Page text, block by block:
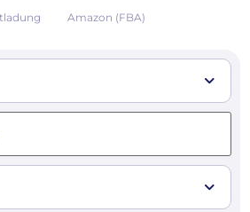
Amazon (FBA)